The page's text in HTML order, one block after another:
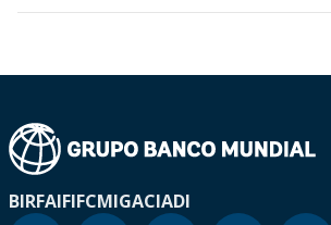
BIRFAIFIFCMIGACIADI